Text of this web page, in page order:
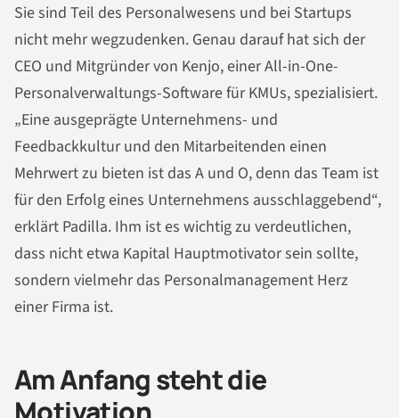
Sie sind Teil des Personalwesens und bei Startups
nicht mehr wegzudenken. Genau darauf hat sich der
CEO und Mitgründer von Kenjo, einer All-in-One-
Personalverwaltungs-Software für KMUs, spezialisiert.
„Eine ausgeprägte Unternehmens- und
Feedbackkultur und den Mitarbeitenden einen
Mehrwert zu bieten ist das A und O, denn das Team ist
für den Erfolg eines Unternehmens ausschlaggebend“,
erklärt Padilla. Ihm ist es wichtig zu verdeutlichen,
dass nicht etwa Kapital Hauptmotivator sein sollte,
sondern vielmehr das Personalmanagement Herz
einer Firma ist.
Am Anfang steht die